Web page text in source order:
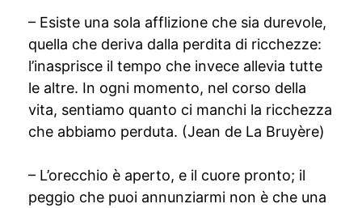
– Esiste una sola afflizione che sia durevole,
quella che deriva dalla perdita di ricchezze:
l’inasprisce il tempo che invece allevia tutte
le altre. In ogni momento, nel corso della
vita, sentiamo quanto ci manchi la ricchezza
che abbiamo perduta. (Jean de La Bruyère)
– L’orecchio è aperto, e il cuore pronto; il
peggio che puoi annunziarmi non è che una